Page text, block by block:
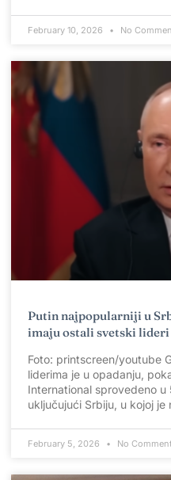
February 10, 2026 No
Putin najpopularniji u
imaju ostali svetski lideri
Foto: printscreen/youtube
liderima je u opadanju,
International sprovedeno u
uključujući Srbiju, u kojoj je
February 5, 2026 No